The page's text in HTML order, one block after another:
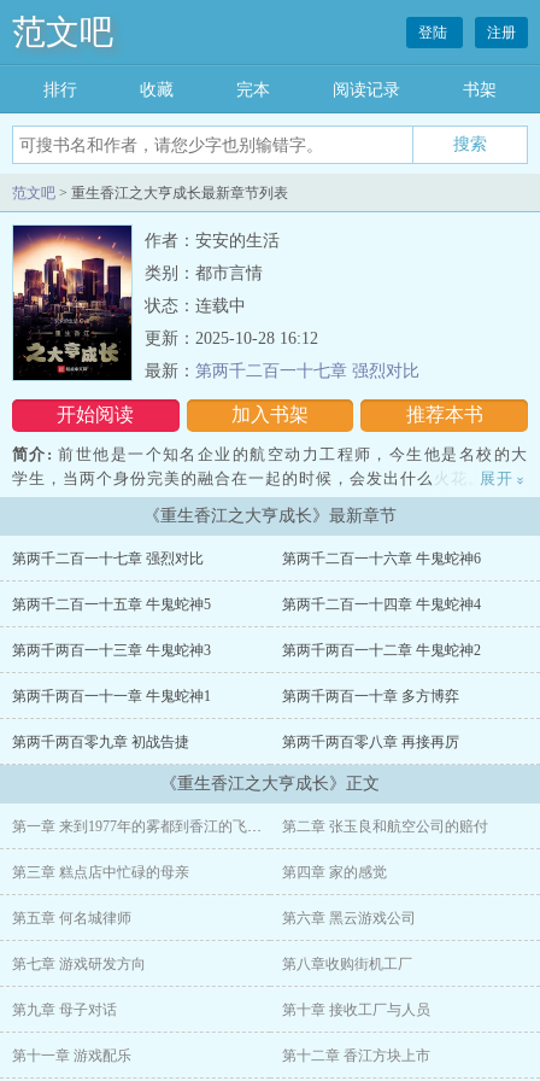
范文吧 登陆 注册
排行 收藏 完本 阅读记录 书架
范文吧 > 重生香江之大亨成长最新章节列表
作者：安安的生活
类别：都市言情
状态：连载中
开始阅读 加入书架 推荐本书
更新：2025-10-28 16:12
最新： 第两千二百一十七章 强烈对比
简介: 前世他是一个知名企业的航空动力工程师，今生他是名校的大
学生，当两个身份完美的融合在一起的时候，会发出什么火花。
他的身世也在慢慢的揭开谜底，他能否pk过这个时代的大亨，能否站
在世界商业的顶峰。
展开 »
《重生香江之大亨成长》最新章节
第两千二百一十七章 强烈对比 第两千二百一十六章 牛鬼蛇神6
第两千二百一十五章 牛鬼蛇神5 第两千二百一十四章 牛鬼蛇神4
第两千两百一十三章 牛鬼蛇神3 第两千两百一十二章 牛鬼蛇神2
第两千两百一十一章 牛鬼蛇神1 第两千两百一十章 多方博弈
第两千两百零九章 初战告捷 第两千两百零八章 再接再厉
《重生香江之大亨成长》正文
第一章 来到1977年的雾都到香江的飞机上 第二章 张玉良和航空公司的赔付
第三章 糕点店中忙碌的母亲 第四章 家的感觉
第五章 何名城律师 第六章 黑云游戏公司
第七章 游戏研发方向 第八章收购街机工厂
第九章 母子对话 第十章 接收工厂与人员
第十一章 游戏配乐 第十二章 香江方块上市